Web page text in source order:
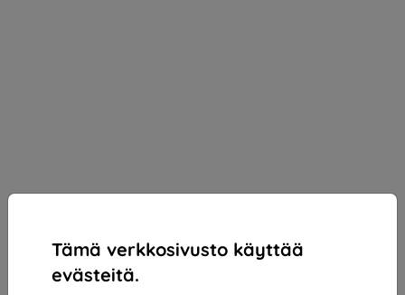
Tämä verkkosivusto käyttää
evästeitä.